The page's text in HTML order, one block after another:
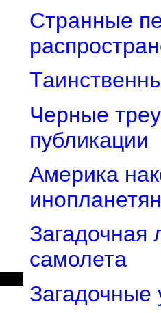
Странные
Черные
публикации
Америка
инопланетян
Загадочная
самолета
Загадочные